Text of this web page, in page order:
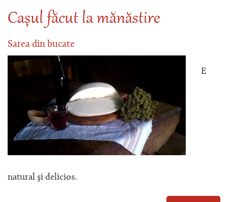
Caşul făcut la mănăstire
Sarea din bucate
E
natural şi delicios.